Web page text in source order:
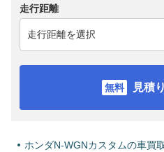
走行距離
見積
ホンダN-WGNカスタムの車買